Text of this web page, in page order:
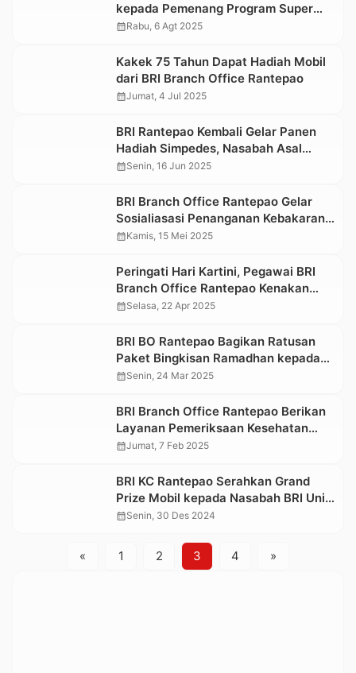
kepada Pemenang Program Super
Agen BRILink
calendar_monthRabu, 6 Agt 2025
Kakek 75 Tahun Dapat Hadiah Mobil
dari BRI Branch Office Rantepao
calendar_monthJumat, 4 Jul 2025
BRI Rantepao Kembali Gelar Panen
Hadiah Simpedes, Nasabah Asal
Rantepao Dapat 1 Unit Mobil
calendar_monthSenin, 16 Jun 2025
BRI Branch Office Rantepao Gelar
Sosialiasasi Penanganan Kebakaran
di Lingkungan Kerja
calendar_monthKamis, 15 Mei 2025
Peringati Hari Kartini, Pegawai BRI
Branch Office Rantepao Kenakan
Pakaian Khas Toraja
calendar_monthSelasa, 22 Apr 2025
BRI BO Rantepao Bagikan Ratusan
Paket Bingkisan Ramadhan kepada
Jemaah Masjid Nurul Iman Bokin
calendar_monthSenin, 24 Mar 2025
BRI Branch Office Rantepao Berikan
Layanan Pemeriksaan Kesehatan
Gratis kepada Nasabah Pensiunan
calendar_monthJumat, 7 Feb 2025
BRI KC Rantepao Serahkan Grand
Prize Mobil kepada Nasabah BRI Unit
Pangala’
calendar_monthSenin, 30 Des 2024
« 1 2 3 4 »